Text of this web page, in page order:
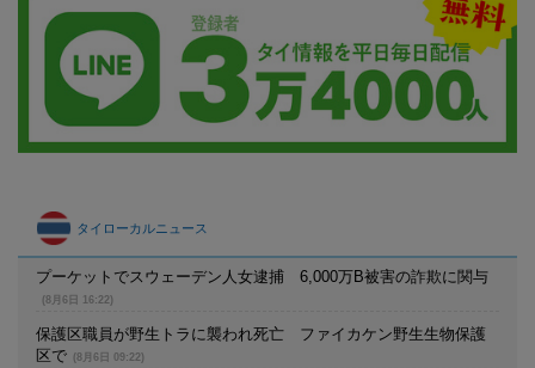
タイローカルニュース
プーケットでスウェーデン人女逮捕 6,000万B被害の詐欺に関与
(8月6日 16:22)
保護区職員が野生トラに襲われ死亡 ファイカケン野生生物保護
区で
(8月6日 09:22)